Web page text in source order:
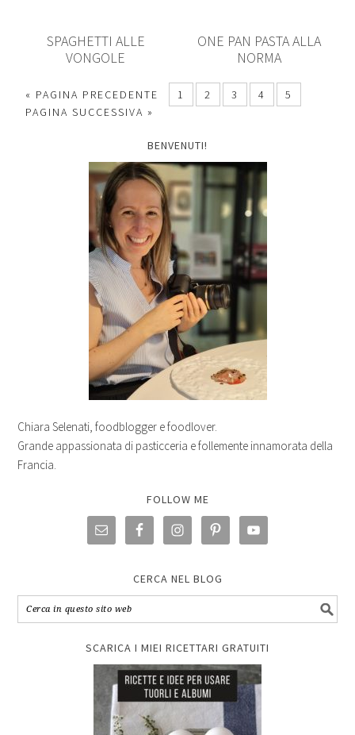
SPAGHETTI ALLE
VONGOLE
ONE PAN PASTA ALLA
NORMA
« PAGINA PRECEDENTE 1 2 3 4
5
PAGINA SUCCESSIVA »
BENVENUTI!
Chiara Selenati, foodblogger e foodlover.
Grande appassionata di pasticceria e follemente innamorata della
Francia.
FOLLOW ME
CERCA NEL BLOG
SCARICA I MIEI RICETTARI GRATUITI